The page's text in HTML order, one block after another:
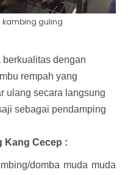
kambing guling
berkualitas dengan
rempah yang
ulang secara langsung
sebagai pendamping
Kang Cecep :
domba muda muda